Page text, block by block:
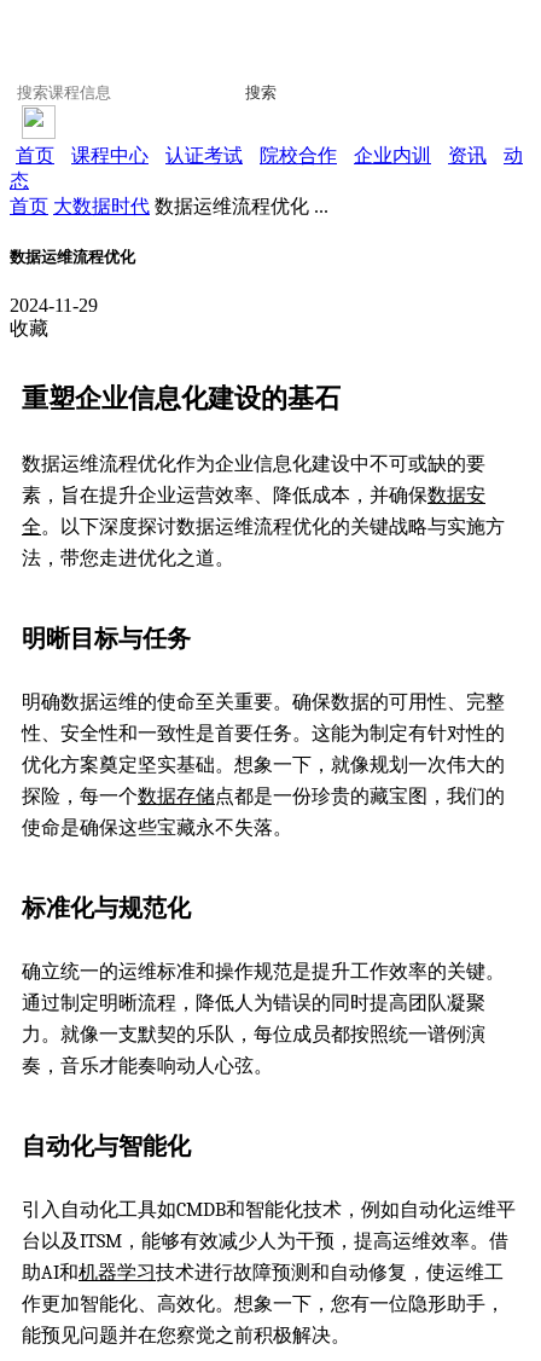
搜索
首页 课程中心 认证考试 院校合作 企业内训 资讯
动
态
首页 大数据时代 数据运维流程优化 ...
数据运维流程优化
2024-11-29
收藏
重塑企业信息化建设的基石
数据运维流程优化作为企业信息化建设中不可或缺的要
素，旨在提升企业运营效率、降低成本，并确保数据安
全。以下深度探讨数据运维流程优化的关键战略与实施方
法，带您走进优化之道。
明晰目标与任务
明确数据运维的使命至关重要。确保数据的可用性、完整
性、安全性和一致性是首要任务。这能为制定有针对性的
优化方案奠定坚实基础。想象一下，就像规划一次伟大的
探险，每一个数据存储点都是一份珍贵的藏宝图，我们的
使命是确保这些宝藏永不失落。
标准化与规范化
确立统一的运维标准和操作规范是提升工作效率的关键。
通过制定明晰流程，降低人为错误的同时提高团队凝聚
力。就像一支默契的乐队，每位成员都按照统一谱例演
奏，音乐才能奏响动人心弦。
自动化与智能化
引入自动化工具如CMDB和智能化技术，例如自动化运维平
台以及ITSM，能够有效减少人为干预，提高运维效率。借
助AI和机器学习技术进行故障预测和自动修复，使运维工
作更加智能化、高效化。想象一下，您有一位隐形助手，
能预见问题并在您察觉之前积极解决。